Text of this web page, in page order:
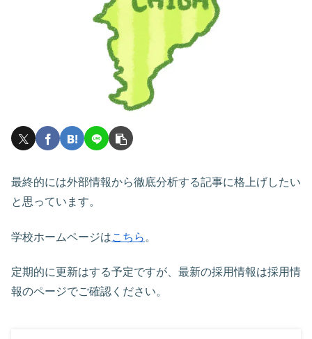
最終的には外部情報から徹底分析する記事に格上げしたい
と思っています。
学校ホームページはこちら 。
定期的に更新はする予定ですが、最新の採用情報は採用情
報のページでご確認ください。